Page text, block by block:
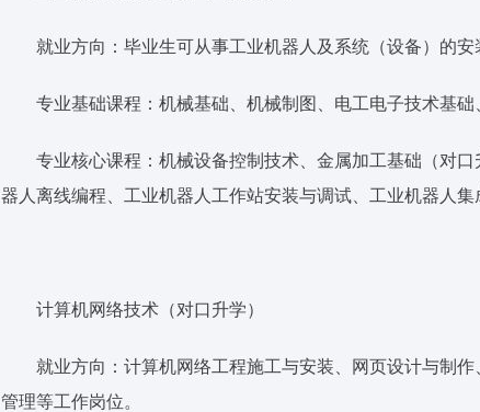
就业方向：毕业生可从事工业机器人及系统（设备）的
专业基础课程：机械基础、机械制图、电工电子技术基
专业核心课程：机械设备控制技术、金属加工基础（对
器人离线编程、工业机器人工作站安装与调试、工业机器人集
计算机网络技术（对口升学）
就业方向：计算机网络工程施工与安装、网页设计与制
管理等工作岗位。